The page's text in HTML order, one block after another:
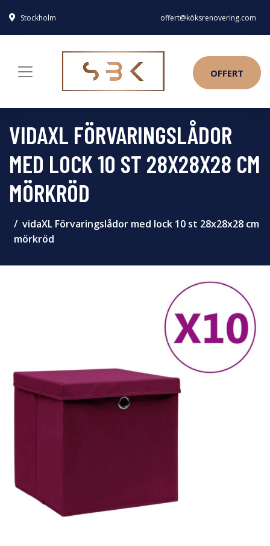
Stockholm offert@köksrenovering.com
OFFERT
VIDAXL FÖRVARINGSLÅDOR
MED LOCK 10 ST 28X28X28 CM
MÖRKRÖD
vidaXL Förvaringslådor med lock 10 st 28x28x28 cm
mörkröd